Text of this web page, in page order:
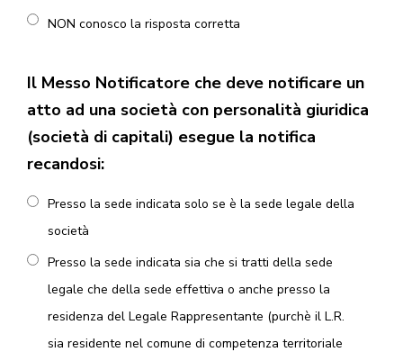
NON conosco la risposta corretta
Il Messo Notificatore che deve notificare un
atto ad una società con personalità giuridica
(società di capitali) esegue la notifica
recandosi:
Presso la sede indicata solo se è la sede legale della
società
Presso la sede indicata sia che si tratti della sede
legale che della sede effettiva o anche presso la
residenza del Legale Rappresentante (purchè il L.R.
sia residente nel comune di competenza territoriale